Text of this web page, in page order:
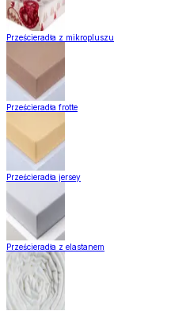
Prześcieradła z mikropluszu
Prześcieradła frotte
Prześcieradła jersey
Prześcieradła z elastanem